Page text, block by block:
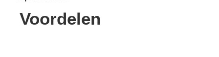
Voordelen